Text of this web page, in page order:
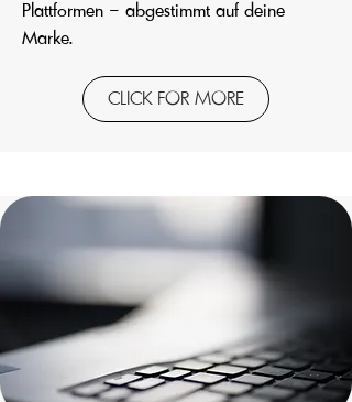
Plattformen – abgestimmt auf deine
Marke.
CLICK FOR MORE